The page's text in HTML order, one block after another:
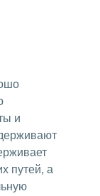
и
путей, а